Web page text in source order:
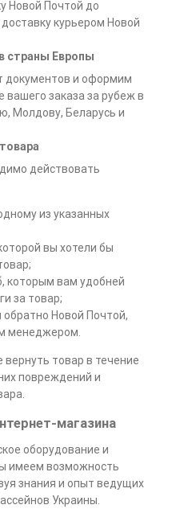
Новой Почтой до
курьером Новой
страны Европы
документов и оформим
вашего заказа за рубеж в
Молдову, Беларусь и
действовать
из указанных
вы хотели бы
которым вам удобней
за товар;
Новой Почтой,
менеджером.
товар в течение
повреждений и
магазина
оборудование и
имеем возможность
знания и опыт ведущих
Украины.